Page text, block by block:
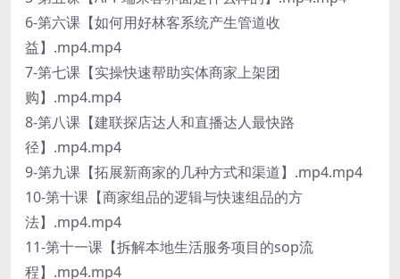
6-第六课【如何用好林客系统产生管道收
益】.mp4.mp4
7-第七课【实操快速帮助实体商家上架团
购】.mp4.mp4
8-第八课【建联探店达人和直播达人最快路
径】.mp4.mp4
9-第九课【拓展新商家的几种方式和渠道】.mp4.mp4
10-第十课【商家组品的逻辑与快速组品的方
法】.mp4.mp4
11-第十一课【拆解本地生活服务项目的sop流
程】.mp4.mp4